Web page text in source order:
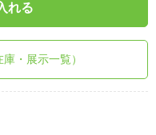
れる
・展示一覧）